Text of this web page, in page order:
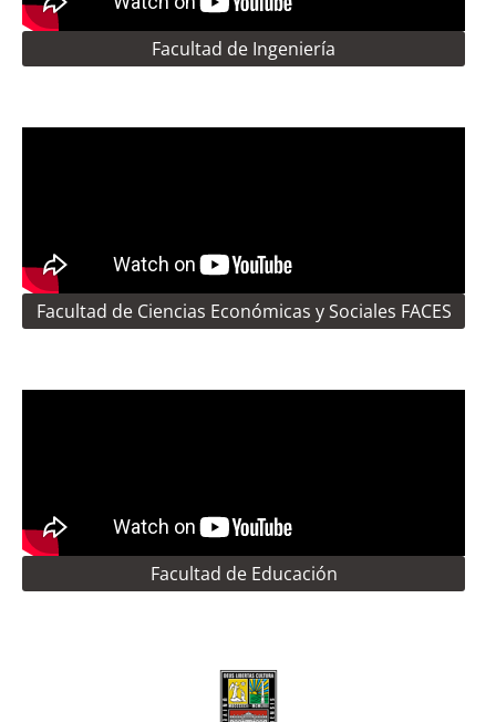
Facultad de Ingeniería
Facultad de Ciencias Económicas y Sociales FACES
Facultad de Educación